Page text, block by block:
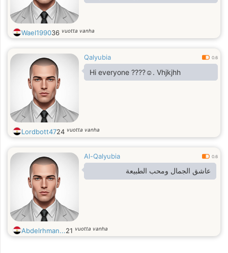
Wael199036 vuotta vanha
Qalyubia 0.6
Hi everyone ????☺️. Vhjkjhh
Lordbott4724 vuotta vanha
Al-Qalyubia 0.6
عاشق الجمال ومحب الطبيعة
Abdelrhman...21 vuotta vanha